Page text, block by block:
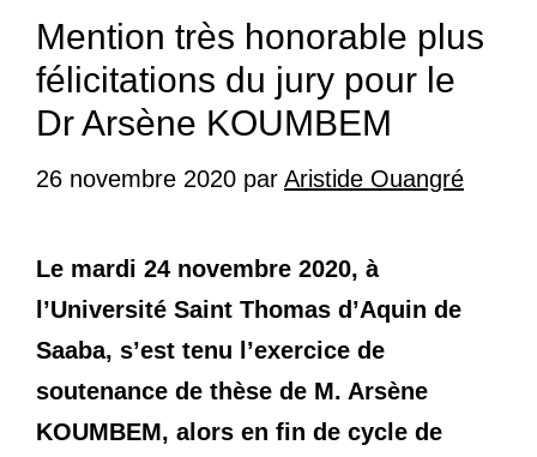
Mention très honorable plus
félicitations du jury pour le
Dr Arsène KOUMBEM
26 novembre 2020 par Aristide Ouangré
Le mardi 24 novembre 2020, à
l’Université Saint Thomas d’Aquin de
Saaba, s’est tenu l’exercice de
soutenance de thèse de M. Arsène
KOUMBEM, alors en fin de cycle de